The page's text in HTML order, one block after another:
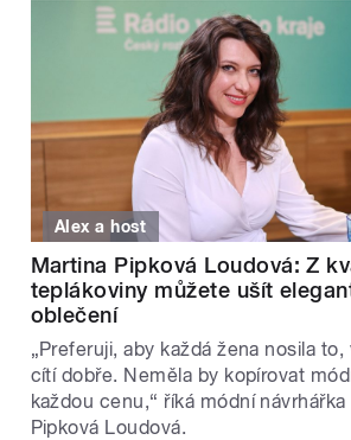
Alex a host
Martina Pipková Loudová: Z
teplákoviny můžete ušít
oblečení
„Preferuji, aby každá žena nosila
cítí dobře. Neměla by kopírovat
každou cenu,“ říká módní návrhářka
Pipková Loudová.